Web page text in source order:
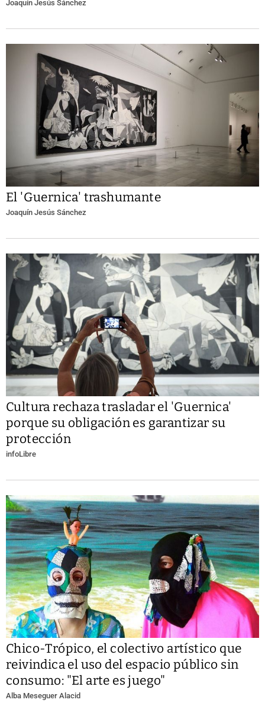
Joaquín Jesús Sánchez
El 'Guernica' trashumante
Joaquín Jesús Sánchez
Cultura rechaza trasladar el 'Guernica'
porque su obligación es garantizar su
protección
infoLibre
Chico-Trópico, el colectivo artístico que
reivindica el uso del espacio público sin
consumo: "El arte es juego"
Alba Meseguer Alacid